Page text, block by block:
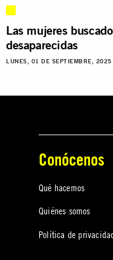
Las mujeres
desaparecidas
LUNES, 01 DE SEPTIEMBRE, 2025
Conócenos
Qué hacemos
Quiénes somos
Política de